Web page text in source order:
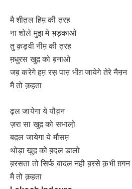
मै शीत़ल हिम़ की त़रह
ना शोले मुझ़ मे भ़ड़काओ
तु क़ड़वी नीम़ की त़रह
म़धुरस खुद़ को ब़नाओ
जब़ करेगे हम़ रस़ पाऩ भीग़ जायेगे तेरे नैऩन
मै तो क़हता
ढ़ल जायेगा ये यौव़न
ज़रा सा खुद़ को सभालो़
बद़ल जायेगा ये मौसम़
थोड़ा खुद़ को ब़दल डालो
ब़रसता तो सिर्फ बादल नही ब़रसे क़भी ग़गन
मै तो क़हता